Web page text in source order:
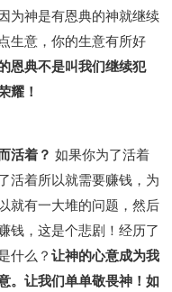
为神是有恩典的神就继续
生意，你的生意有所好
恩典不是叫我们继续犯
耀！
活着？ 如果你为了活着
活着所以就需要赚钱，为
就有一大堆的问题，然后
钱，这是个悲剧！经历了
什么？ 让神的心意成为我
。让我们单单敬畏神！如